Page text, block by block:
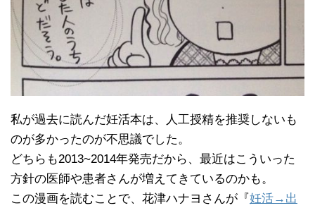
私が過去に読んだ妊活本は、人工授精を推奨しないも
のが多かったのが不思議でした。
どちらも2013~2014年発売だから、最近はこういった
方針の医師や患者さんが増えてきているのかも。
この漫画を読むことで、花津ハナヨさんが『妊活→出